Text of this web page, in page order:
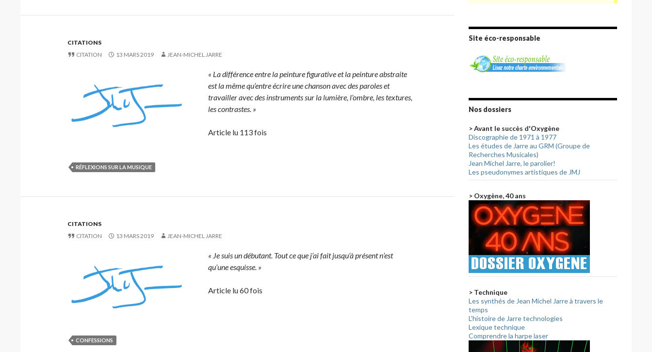
CITATIONS
CITATION
13 MARS 2019 JEAN-MICHEL JARRE
« La différence entre la peinture figurative et la peinture abstraite
est la même qu’entre écrire une chanson avec des paroles et
travailler avec des instruments sur la lumière, l’ombre, les textures,
les contrastes. »
Article lu 113 fois
RÉFLEXIONS SUR LA MUSIQUE
CITATIONS
CITATION
13 MARS 2019 JEAN-MICHEL JARRE
« Je suis un débutant. Tout ce que j’ai fait jusqu’à présent n’est
qu’une esquisse. »
Article lu 60 fois
CONFESSIONS
Site éco-responsable
Nos dossiers
> Avant le succès d'Oxygène
Discographie de 1971 à 1977
Les études de Jarre au GRM (Groupe de
Recherches Musicales)
Jean Michel Jarre, le parolier!
Les pseudonymes artistiques de JMJ
> Oxygène, 40 ans
> Technique
Les synthés de Jean Michel Jarre à travers le
temps
L'histoire de Jarre technologies
Lexique technique
Comprendre la harpe laser